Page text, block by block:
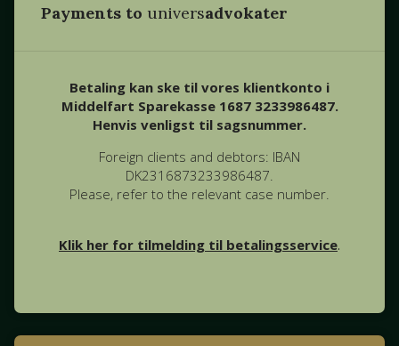
Payments to universadvokater
Betaling kan ske til vores klientkonto i
Middelfart Sparekasse 1687 3233986487.
Henvis venligst til sagsnummer.
Foreign clients and debtors: IBAN
DK2316873233986487.
Please, refer to the relevant case number.
Klik her for tilmelding til betalingsservice.